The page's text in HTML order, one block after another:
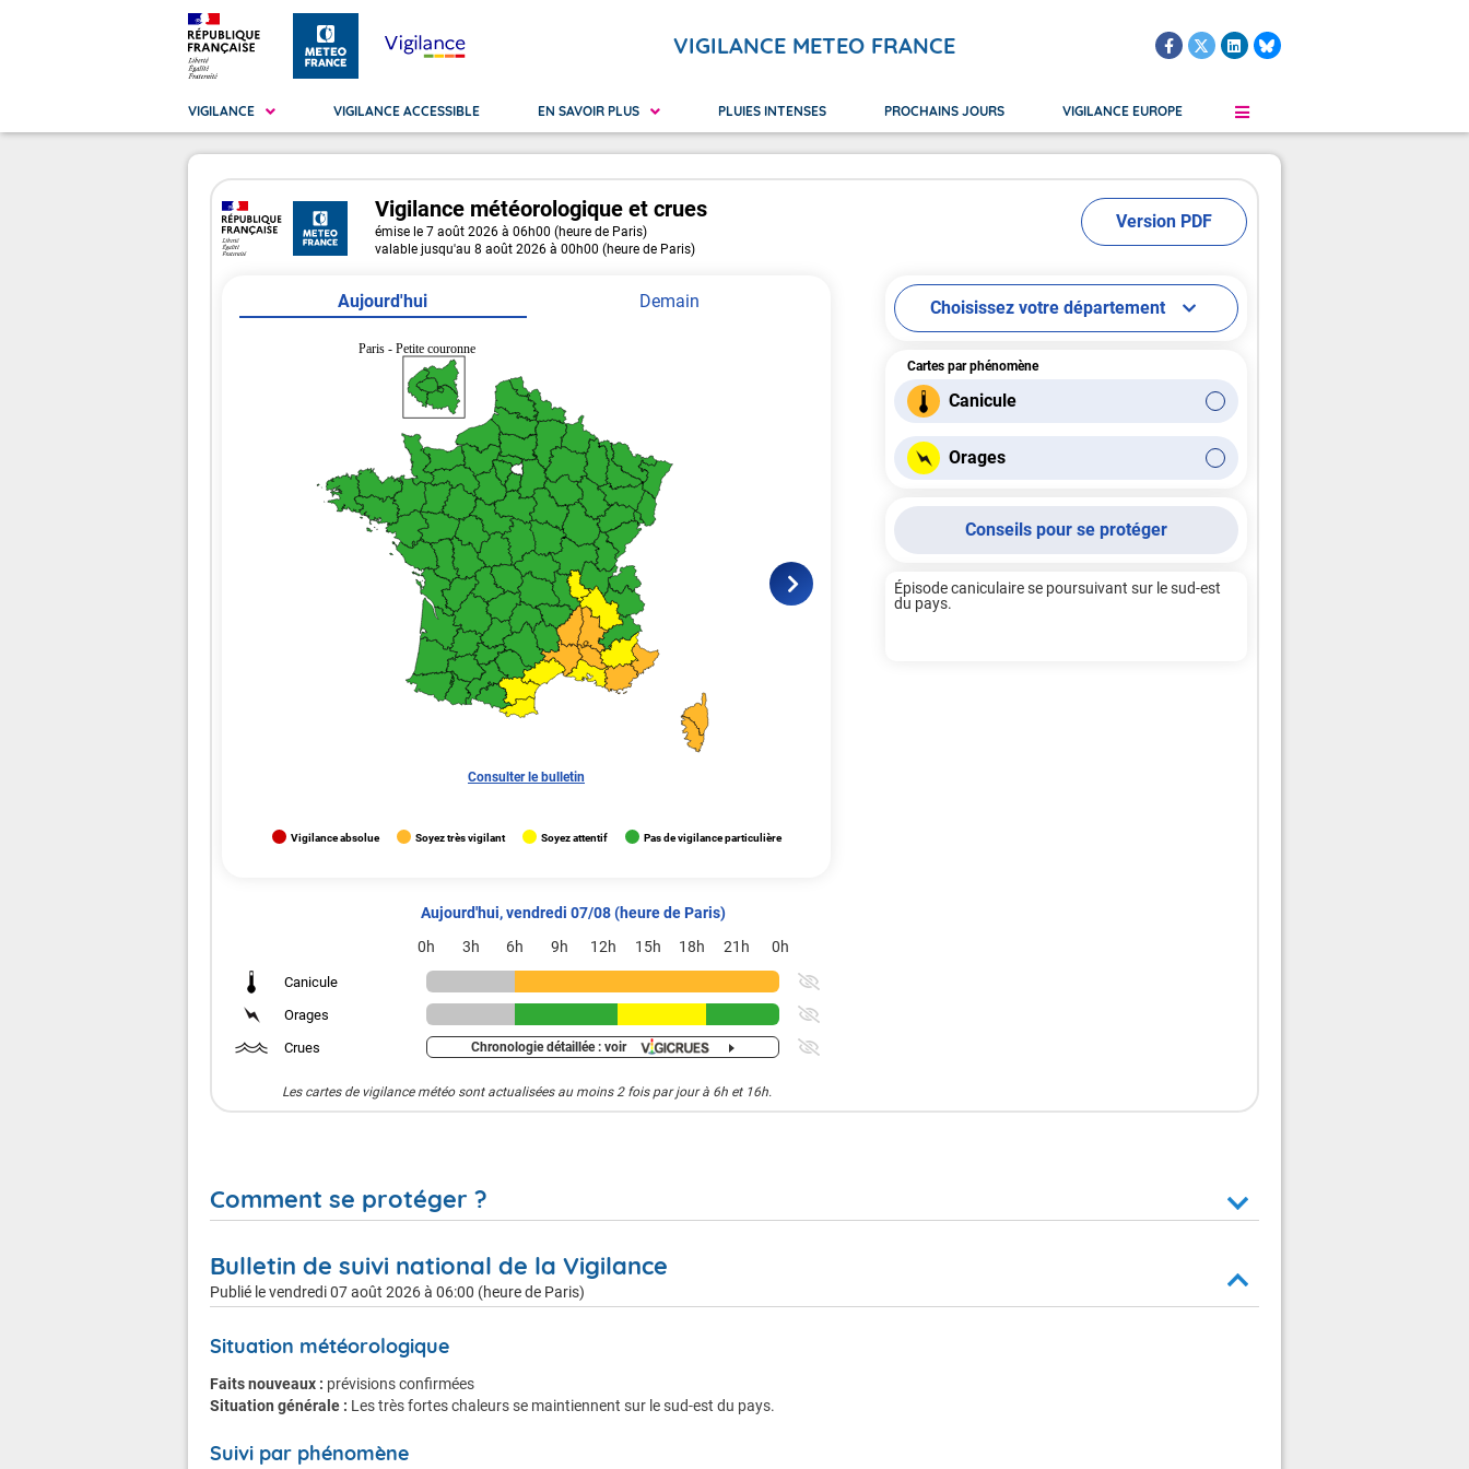
VIGILANCE METEO FRANCE
VIGILANCE
Métropole
La Réunion
Martinique
Saint-Martin, Saint-Barthélemy
VIGILANCE ACCESSIBLE EN SAVOIR PLUS
La Vigilance
Vigilance orange
Grand Froid
Vagues Submersion
PLUIES INTENSES PROCHAINS JOURS VIGILANCE EUROPE
Vigilance météorologique et crues Version PDF
émise le 7 août 2026 à 06h00 (heure de Paris)
valable jusqu'au 8 août 2026 à 00h00 (heure de Paris)
Aujourd'hui Demain
Paris - Petite couronne
Consulter le bulletin
Vigilance absolue Soyez très vigilant Soyez attentif Pas de vigilance particulière
Aujourd'hui, vendredi 07/08 (heure de Paris)
0h
3h 6h 9h 12h 15h 18h 21h 0h
Canicule
Orages
Crues
Chronologie détaillée : voir
Les cartes de vigilance météo sont actualisées au moins 2 fois par jour à 6h et 16h.
Choisissez votre département
Cartes par phénomène
Canicule
Orages
Conseils pour se protéger
Épisode caniculaire se poursuivant sur le sud-est
du pays.
Comment se protéger ?
Canicule
En cas de vigilance orange
Bulletin de suivi national de la Vigilance
Publié levendredi 07 août 2026 à 06:00 (heure de Paris)
Situation météorologique
Faits nouveaux : prévisions confirmées
Situation générale : Les très fortes chaleurs se maintiennent sur le sud-est du pays.
Suivi par phénomène